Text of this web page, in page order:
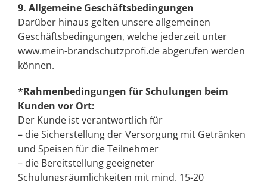
9. Allgemeine Geschäftsbedingungen
Darüber hinaus gelten unsere allgemeinen
Geschäftsbedingungen, welche jederzeit unter
www.mein-brandschutzprofi.de abgerufen werden
können.
*Rahmenbedingungen für Schulungen beim
Kunden vor Ort:
Der Kunde ist verantwortlich für
– die Sicherstellung der Versorgung mit Getränken
und Speisen für die Teilnehmer
– die Bereitstellung geeigneter
Schulungsräumlichkeiten mit mind. 15-20